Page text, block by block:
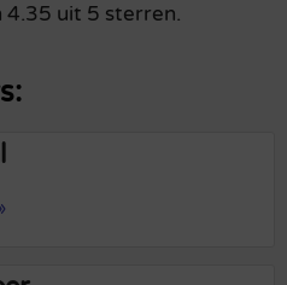
uit 5 sterren.